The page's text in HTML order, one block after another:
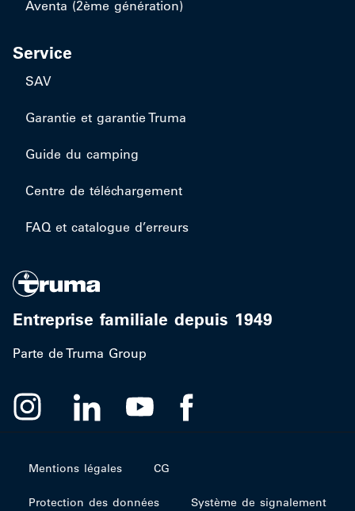
Aventa (2ème génération)
Service
SAV
Garantie et garantie Truma
Guide du camping
Centre de téléchargement
FAQ et catalogue d’erreurs
Entreprise familiale depuis 1949
Parte de Truma Group
Mentions légales CG
Protection des données Système de signalement